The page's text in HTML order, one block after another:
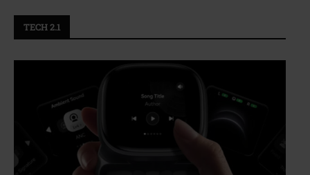
TECH 2.1